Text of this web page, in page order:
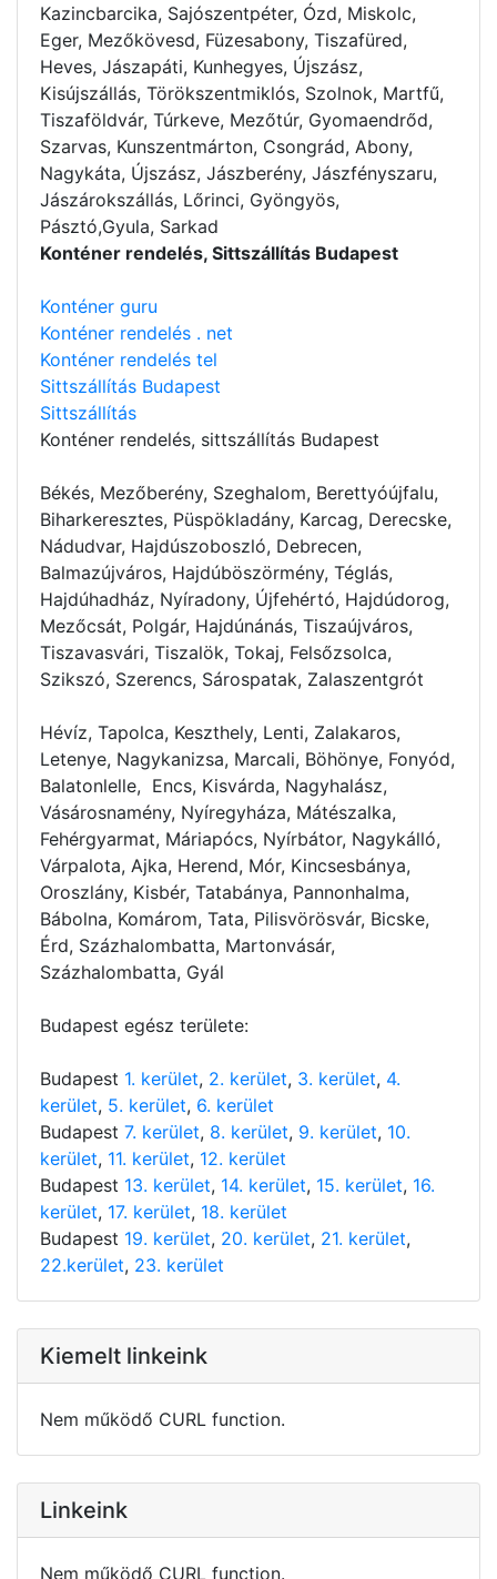
Kazincbarcika, Sajószentpéter, Ózd, Miskolc,
Eger, Mezőkövesd, Füzesabony, Tiszafüred,
Heves, Jászapáti, Kunhegyes, Újszász,
Kisújszállás, Törökszentmiklós, Szolnok, Martfű,
Tiszaföldvár, Túrkeve, Mezőtúr, Gyomaendrőd,
Szarvas, Kunszentmárton, Csongrád, Abony,
Nagykáta, Újszász, Jászberény, Jászfényszaru,
Jászárokszállás, Lőrinci, Gyöngyös,
Pásztó,Gyula, Sarkad
Konténer rendelés, Sittszállítás Budapest
Konténer guru
Konténer rendelés . net
Konténer rendelés tel
Sittszállítás Budapest
Sittszállítás
Konténer rendelés, sittszállítás Budapest
Békés, Mezőberény, Szeghalom, Berettyóújfalu,
Biharkeresztes, Püspökladány, Karcag, Derecske,
Nádudvar, Hajdúszoboszló, Debrecen,
Balmazújváros, Hajdúböszörmény, Téglás,
Hajdúhadház, Nyíradony, Újfehértó, Hajdúdorog,
Mezőcsát, Polgár, Hajdúnánás, Tiszaújváros,
Tiszavasvári, Tiszalök, Tokaj, Felsőzsolca,
Szikszó, Szerencs, Sárospatak, Zalaszentgrót
Hévíz, Tapolca, Keszthely, Lenti, Zalakaros,
Letenye, Nagykanizsa, Marcali, Böhönye, Fonyód,
Balatonlelle, Encs, Kisvárda, Nagyhalász,
Vásárosnamény, Nyíregyháza, Mátészalka,
Fehérgyarmat, Máriapócs, Nyírbátor, Nagykálló,
Várpalota, Ajka, Herend, Mór, Kincsesbánya,
Oroszlány, Kisbér, Tatabánya, Pannonhalma,
Bábolna, Komárom, Tata, Pilisvörösvár, Bicske,
Érd, Százhalombatta, Martonvásár,
Százhalombatta, Gyál
Budapest egész területe:
Budapest 1. kerület, 2. kerület, 3. kerület, 4.
kerület, 5. kerület, 6. kerület
Budapest 7. kerület, 8. kerület, 9. kerület, 10.
kerület, 11. kerület, 12. kerület
Budapest 13. kerület, 14. kerület, 15. kerület, 16.
kerület, 17. kerület, 18. kerület
Budapest 19. kerület, 20. kerület, 21. kerület,
22.kerület, 23. kerület
Kiemelt linkeink
Nem működő CURL function.
Linkeink
Nem működő CURL function.